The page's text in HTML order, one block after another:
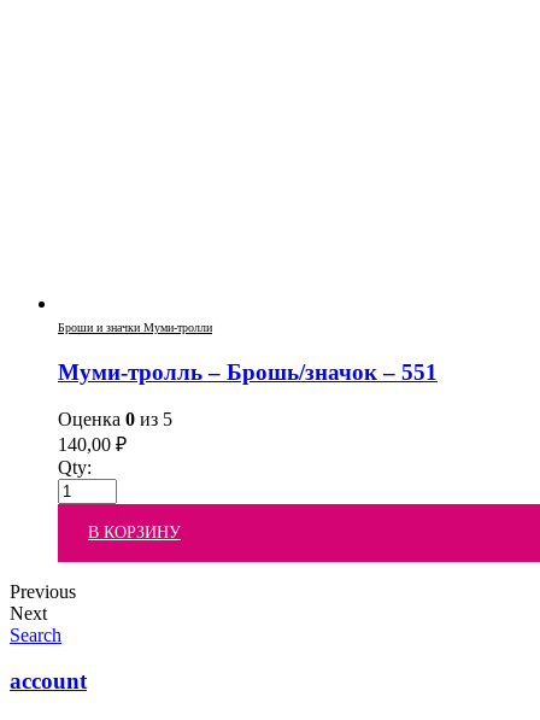
Броши и значки Муми-тролли
Муми-тролль – Брошь/значок – 551
Оценка 0 из 5
140,00 ₽
Qty:
В КОРЗИНУ
Previous
Next
Search
account